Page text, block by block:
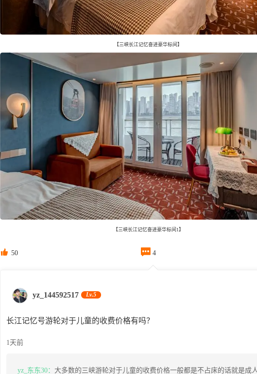
【三峡长江记忆奋进豪华标间】
【三峡长江记忆奋进豪华标间1】
 50  4
yz_144592517 Lv.5
长江记忆号游轮对于儿童的收费价格有吗？
1天前
yz_东东30： 大多数的三峡游轮对于儿童的收费价格一般都是不占床的话就是成